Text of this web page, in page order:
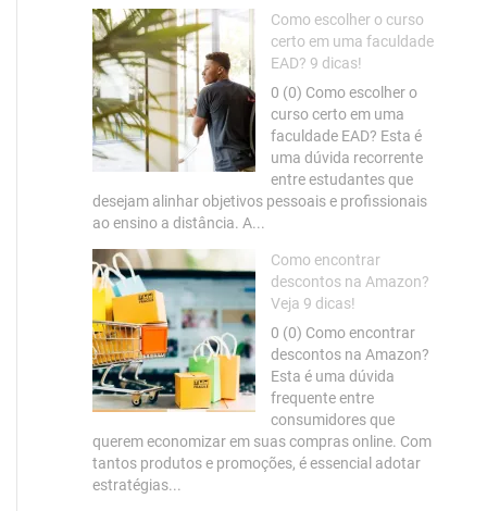
Como escolher o curso
certo em uma faculdade
EAD? 9 dicas!
0 (0) Como escolher o
curso certo em uma
faculdade EAD? Esta é
uma dúvida recorrente
entre estudantes que
desejam alinhar objetivos pessoais e profissionais
ao ensino a distância. A...
Como encontrar
descontos na Amazon?
Veja 9 dicas!
0 (0) Como encontrar
descontos na Amazon?
Esta é uma dúvida
frequente entre
consumidores que
querem economizar em suas compras online. Com
tantos produtos e promoções, é essencial adotar
estratégias...